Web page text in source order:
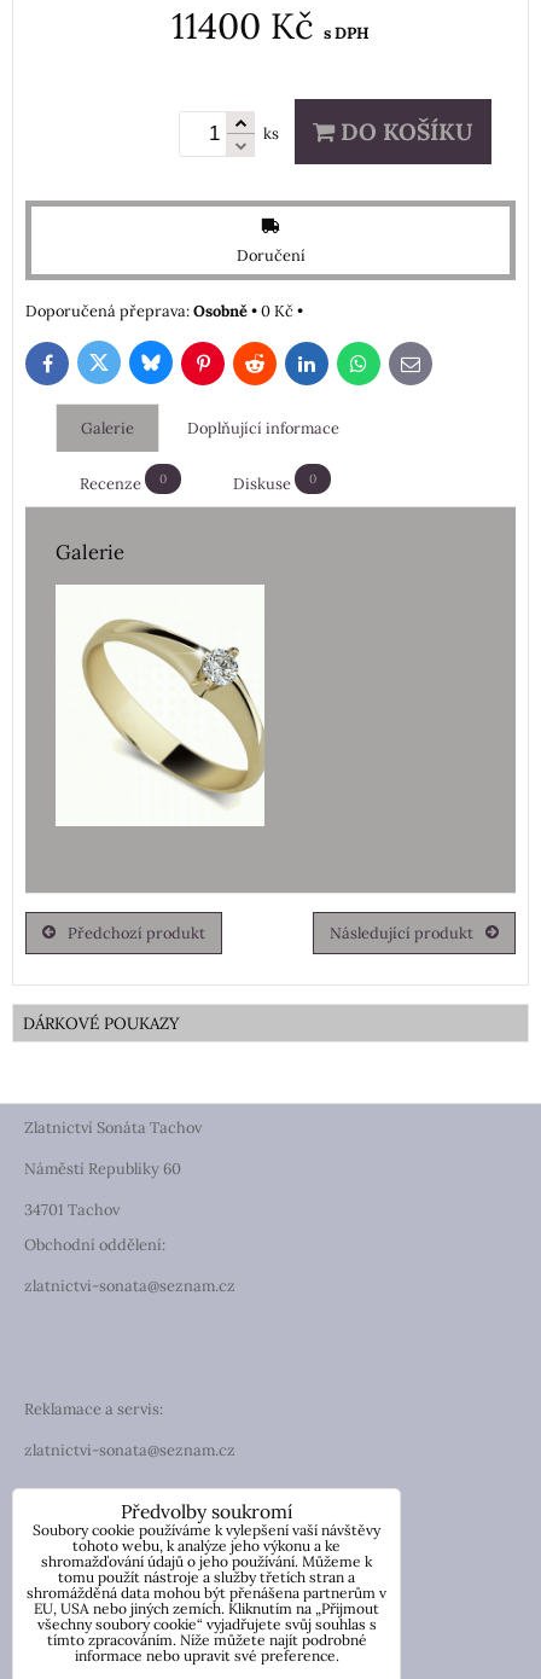
11400 Kč s DPH
ks DO KOŠÍKU
Doručení
Osobně•0 Kč•
FacebookTwitterBlueskyPinterestRedditLinkedInWhatsApp
E-
mail
Galerie Doplňující informace
Recenze 0 Diskuse 0
Galerie
Předchozí produkt Následující produkt
DÁRKOVÉ POUKAZY
Zlatnictví Sonáta Tachov
Náměstí Republiky 60
34701 Tachov
Obchodní oddělení:
zlatnictvi-sonata@seznam.cz
Reklamace a servis:
zlatnictvi-sonata@seznam.cz
TELEFON
Telefon: +420 774 194 130
IČO: 13854976
DIČ: CZ7057181846
Nicole Wetzlerová
Předvolby soukromí
Soubory cookie používáme k vylepšení vaší návštěvy
tohoto webu, k analýze jeho výkonu a ke
shromažďování údajů o jeho používání. Můžeme k
tomu použít nástroje a služby třetích stran a
shromážděná data mohou být přenášena partnerům v
EU, USA nebo jiných zemích. Kliknutím na „Přijmout
všechny soubory cookie“ vyjadřujete svůj souhlas s
tímto zpracováním. Níže můžete najít podrobné
informace nebo upravit své preference.